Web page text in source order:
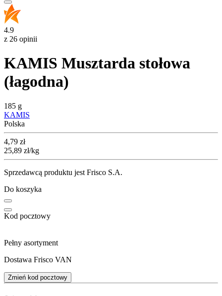
4.9
z 26 opinii
KAMIS Musztarda stołowa
(łagodna)
185 g
KAMIS
Polska
Cena
4,79 zł
25,89 zł/kg
Sprzedawcą produktu jest Frisco S.A.
Do koszyka
Kod pocztowy
Pełny asortyment
Dostawa Frisco VAN
Zmień kod pocztowy